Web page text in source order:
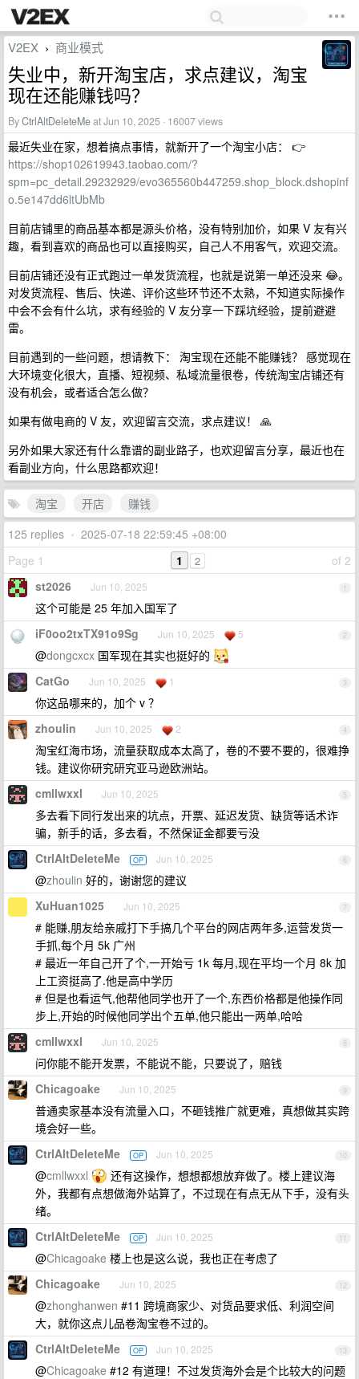
V2EX › 商业模式
失业中，新开淘宝店，求点建议，淘宝
现在还能赚钱吗？
ByCtrlAltDeleteMeat Jun 10, 2025 · 16007 views
最近失业在家，想着搞点事情，就新开了一个淘宝小店： 👉
https://shop102619943.taobao.com/?
spm=pc_detail.29232929/evo365560b447259.shop_block.dshopinf
o.5e147dd6ltUbMb
目前店铺里的商品基本都是源头价格，没有特别加价，如果 V 友有兴
趣，看到喜欢的商品也可以直接购买，自己人不用客气，欢迎交流。
目前店铺还没有正式跑过一单发货流程，也就是说第一单还没来 😂。
对发货流程、售后、快递、评价这些环节还不太熟，不知道实际操作
中会不会有什么坑，求有经验的 V 友分享一下踩坑经验，提前避避
雷。
目前遇到的一些问题，想请教下： 淘宝现在还能不能赚钱？ 感觉现在
大环境变化很大，直播、短视频、私域流量很卷，传统淘宝店铺还有
没有机会，或者适合怎么做？
如果有做电商的 V 友，欢迎留言交流，求点建议！ 🙏
另外如果大家还有什么靠谱的副业路子，也欢迎留言分享，最近也在
看副业方向，什么思路都欢迎！
淘宝 开店
赚钱
125 replies • 2025-07-18 22:59:45 +08:00
Page 1
of 2
1 2
1
st2026 Jun 10, 2025
这个可能是 25 年加入国军了
2
iF0oo2txTX91o9Sg Jun 10, 2025 5
@dongcxcx 国军现在其实也挺好的
3
CatGo Jun 10, 2025 1
你这品哪来的，加个 v ？
4
zhoulin Jun 10, 2025 2
淘宝红海市场，流量获取成本太高了，卷的不要不要的，很难挣
钱。建议你研究研究亚马逊欧洲站。
5
cmllwxxl Jun 10, 2025
多去看下同行发出来的坑点，开票、延迟发货、缺货等话术诈
骗，新手的话，多去看，不然保证金都要亏没
6
CtrlAltDeleteMe OP Jun 10, 2025
@zhoulin 好的，谢谢您的建议
7
XuHuan1025 Jun 10, 2025
# 能赚,朋友给亲戚打下手搞几个平台的网店两年多,运营发货一
手抓,每个月 5k 广州
# 最近一年自己开了个,一开始亏 1k 每月,现在平均一个月 8k 加
上工资挺高了.他是高中学历
# 但是也看运气,他帮他同学也开了一个,东西价格都是他操作同
步上,开始的时候他同学出个五单,他只能出一两单,哈哈
8
cmllwxxl Jun 10, 2025
问你能不能开发票，不能说不能，只要说了，赔钱
9
Chicagoake Jun 10, 2025
普通卖家基本没有流量入口，不砸钱推广就更难，真想做其实跨
境会好一些。
10
CtrlAltDeleteMe OP Jun 10, 2025
@cmllwxxl
还有这操作，想想都想放弃做了。楼上建议海
外，我都有点想做海外站算了，不过现在有点无从下手，没有头
绪。
11
CtrlAltDeleteMe OP Jun 10, 2025
@Chicagoake 楼上也是这么说，我也正在考虑了
12
Chicagoake Jun 10, 2025
@zhonghanwen #11 跨境商家少、对货品要求低、利润空间
大，就你这点儿品卷淘宝卷不过的。
13
CtrlAltDeleteMe OP Jun 10, 2025
@Chicagoake #12 有道理！不过发货海外会是个比较大的问题